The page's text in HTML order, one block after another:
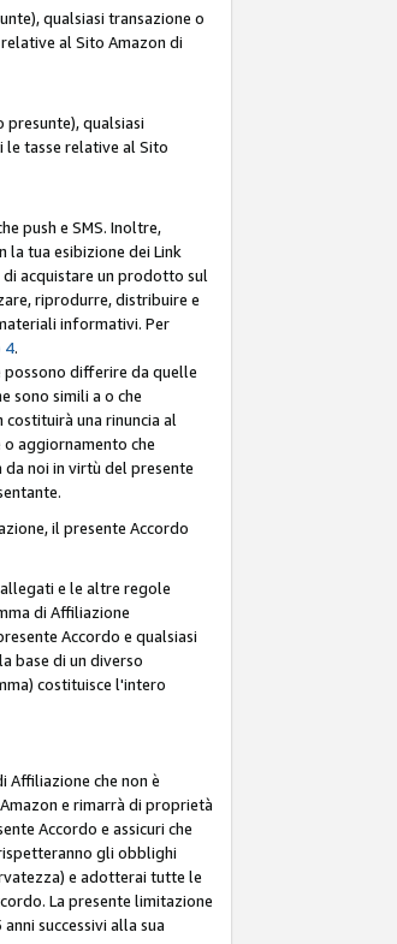
qualsiasi transazione o
al Sito Amazon di
qualsiasi
tasse relative al Sito
push e SMS. Inoltre,
tua esibizione dei Link
di acquistare un prodotto sul
riprodurre, distribuire e
informativi. Per
4.
possono differire da quelle
sono simili a o che
una rinuncia al
aggiornamento che
noi in virtù del presente
il presente Accordo
e le altre regole
di Affiliazione
Accordo e qualsiasi
base di un diverso
costituisce l'intero
Affiliazione che non è
e rimarrà di proprietà
Accordo e assicuri che
gli obblighi
e adotterai tutte le
La presente limitazione
successivi alla sua